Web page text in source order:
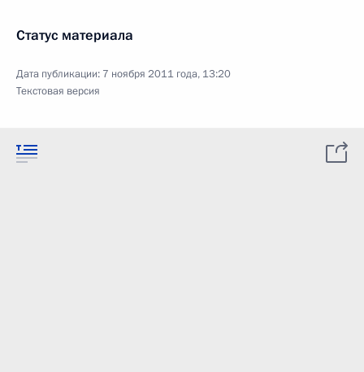
Статус материала
Дата публикации: 7 ноября 2011 года, 13:20
Текстовая версия